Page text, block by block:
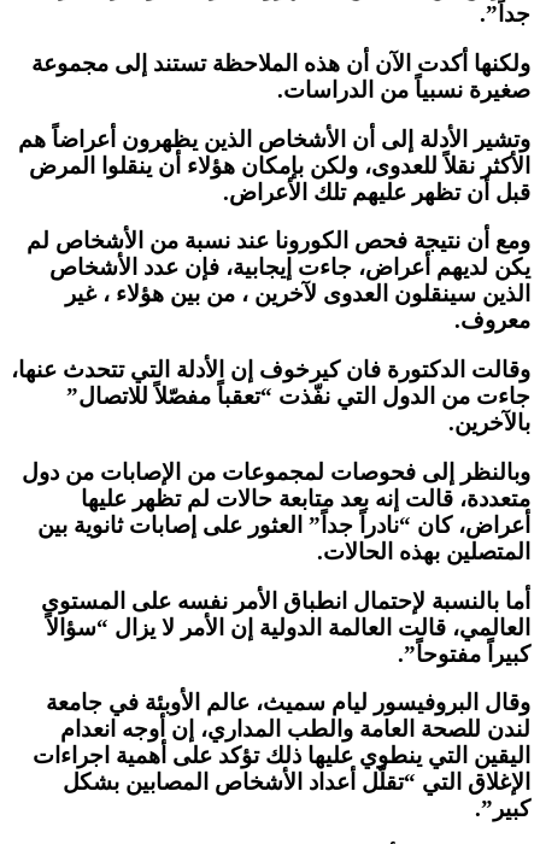
جداً”.
ولكنها أكدت الآن أن هذه الملاحظة تستند إلى مجموعة
صغيرة نسبياً من الدراسات.
وتشير الأدلة إلى أن الأشخاص الذين يظهرون أعراضاً هم
الأكثر نقلاً للعدوى، ولكن بإمكان هؤلاء أن ينقلوا المرض
قبل أن تظهر عليهم تلك الأعراض.
ومع أن نتيجة فحص الكورونا عند نسبة من الأشخاص لم
يكن لديهم أعراض، جاءت إيجابية، فإن عدد الأشخاص
الذين سينقلون العدوى لآخرين ، من بين هؤلاء ، غير
معروف.
وقالت الدكتورة فان كيرخوف إن الأدلة التي تتحدث عنها،
جاءت من الدول التي نفّذت “تعقباً مفصّلاً للاتصال”
بالآخرين.
وبالنظر إلى فحوصات لمجموعات من الإصابات من دول
متعددة، قالت إنه بعد متابعة حالات لم تظهر عليها
أعراض، كان “نادراً جداً” العثور على إصابات ثانوية بين
المتصلين بهذه الحالات.
أما بالنسبة لإحتمال انطباق الأمر نفسه على المستوى
العالمي، قالت العالمة الدولية إن الأمر لا يزال “سؤالاً
كبيراً مفتوحاً”.
وقال البروفيسور ليام سميث، عالم الأوبئة في جامعة
لندن للصحة العامة والطب المداري، إن أوجه انعدام
اليقين التي ينطوي عليها ذلك تؤكد على أهمية اجراءات
الإغلاق التي “تقلّل أعداد الأشخاص المصابين بشكل
كبير”.